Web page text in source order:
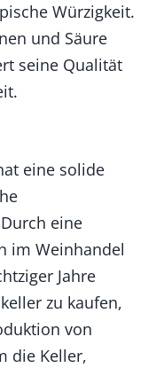
Würzigkeit.
und Säure
seine Qualität
eine solide
eine
im Weinhandel
Jahre
zu kaufen,
von
die Keller,